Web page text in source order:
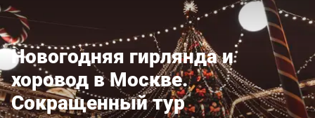
Новогодняя гирлянда и
хоровод в Москве.
Сокращенный тур